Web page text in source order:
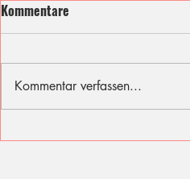
Ich fühle mit den Opfern des
Kommentare
Kommentar verfassen...